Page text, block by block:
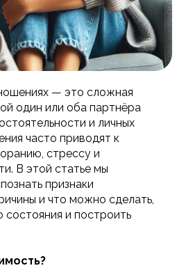
— это сложная
один или оба партнёра
и личных
часто приводят к
стрессу и
В этой статье мы
признаки
и что можно сделать,
состояния и построить